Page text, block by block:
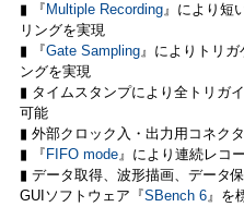
▮ 『 Multiple Recording』により短
リングを実現
▮ 『Gate Sampling』によりトリガ
ングを実現
▮ タイムスタンプにより全トリガ
可能
▮ 外部クロック入・出力用コネク
▮ 『 FIFO mode』により連続レコ
▮ データ取得、波形描画、データ
GUIソフトウェア『SBench 6』を